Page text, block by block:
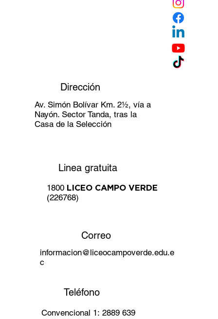
Dirección
Av. Simón Bolívar Km. 2½, vía a
Nayón. Sector Tanda, tras la
Casa de la Selección
Linea gratuita
1800 LICEO CAMPO VERDE
(226768)
Correo
informacion@liceocampoverde.edu.e
c
Teléfono
Convencional 1: 2889 639